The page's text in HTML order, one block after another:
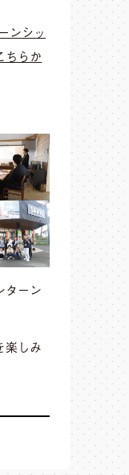
ンシッ
ちらか
ターン
楽しみ